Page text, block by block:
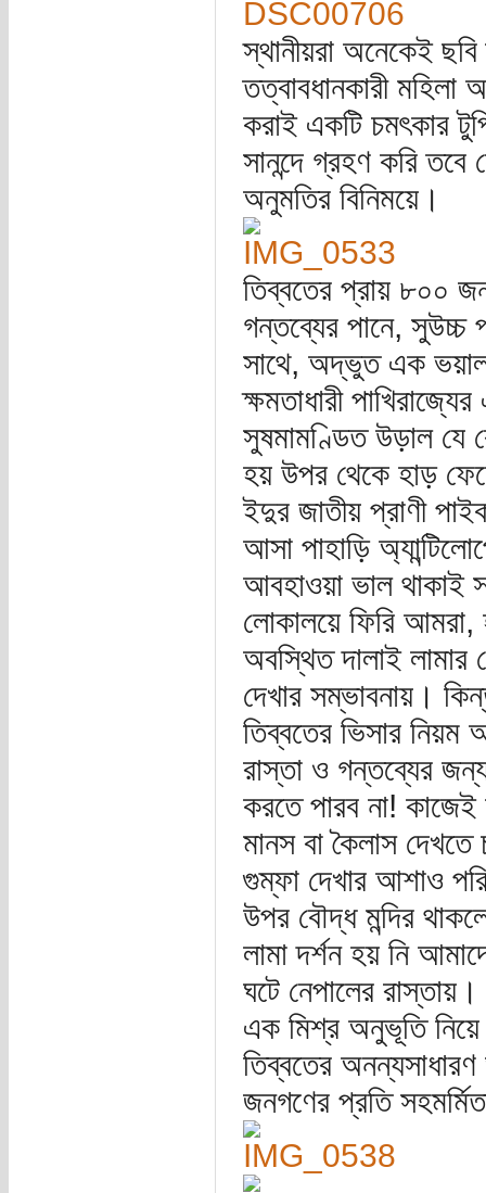
স্থানীয়রা অনেকেই
তত্বাবধানকারী মহিলা
করাই একটি চমৎকার
সানন্দে গ্রহণ করি
অনুমতির বিনিময়ে।
তিব্বতের প্রায় ৮০০
গন্তব্যের পানে, সুউচ্চ
সাথে, অদ্ভুত এক ভয়াল
ক্ষমতাধারী
সুষমামণ্ডিত উড়াল যে
হয় উপর থেকে হাড়
ইদুর জাতীয় প্রাণী
আসা পাহাড়ি
আবহাওয়া ভাল থাকাই
লোকালয়ে ফিরি আমরা,
অবস্থিত দালাই লামার
দেখার সম্ভাবনায়।
তিব্বতের ভিসার
রাস্তা ও গন্তব্যের
করতে পারব না!
মানস বা কৈলাস
গুম্ফা দেখার আশাও
উপর বৌদ্ধ মন্দির
লামা দর্শন হয় নি
ঘটে নেপালের রাস্তায়।
এক মিশ্র অনুভূতি নিয়ে
তিব্বতের
জনগণের প্রতি